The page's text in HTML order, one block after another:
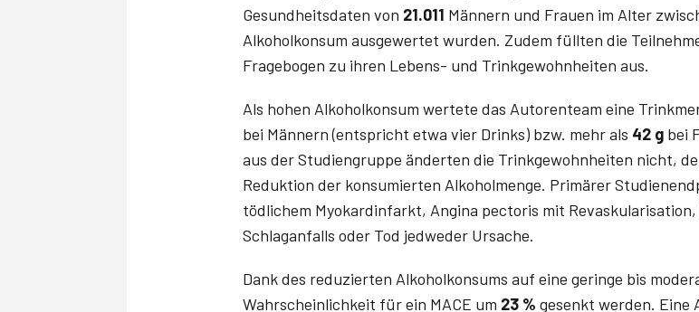
Gesundheitsdaten von 21.011 Männern und Frauen im Alter
Alkoholkonsum ausgewertet wurden. Zudem füllten die
Fragebogen zu ihren Lebens- und Trinkgewohnheiten aus.
Als hohen Alkoholkonsum wertete das Autorenteam eine
bei Männern (entspricht etwa vier Drinks) bzw. mehr als 42 g bei
aus der Studiengruppe änderten die Trinkgewohnheiten nicht,
Reduktion der konsumierten Alkoholmenge. Primärer
tödlichem Myokardinfarkt, Angina pectoris mit
Schlaganfalls oder Tod jedweder Ursache.
Dank des reduzierten Alkoholkonsums auf eine geringe bis
Wahrscheinlichkeit für ein MACE um 23 % gesenkt werden. Eine